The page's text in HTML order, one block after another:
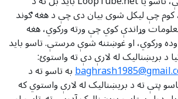
کوم چې لیکل شوی بیان دی چې د هغه ګوند
وړاندې کوي چې ورته ورکوي، هغه
ورکوي، او غوښتنه شوې مرستې. تاسو باید
د بریښنالیک له لارې دې ته واستوئ:
. LoopTube.net به تاسو ته د
پتې ته د بریښنالیک له لارې واستوي که